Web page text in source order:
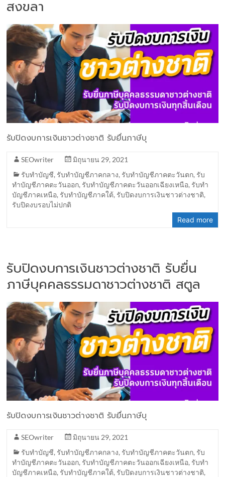
สงขลา
รับปิดงบการเงินชาวต่างชาติ รับยื่นภาษีบุ
SEOwriter
มิถุนายน 29, 2021
รับทำบัญชี, รับทำบัญชีภาคกลาง, รับทำบัญชีภาคตะวันตก, รับ
ทำบัญชีภาคตะวันออก, รับทำบัญชีภาคตะวันออกเฉียงเหนือ, รับทำ
บัญชีภาคเหนือ, รับทำบัญชีภาคใต้, รับปิดงบการเงินชาวต่างชาติ,
รับปิดงบรอบไม่ปกติ
Read more
รับปิดงบการเงินชาวต่างชาติ รับยื่น
ภาษีบุคคลธรรมดาชาวต่างชาติ สตูล
รับปิดงบการเงินชาวต่างชาติ รับยื่นภาษีบุ
SEOwriter
มิถุนายน 29, 2021
รับทำบัญชี, รับทำบัญชีภาคกลาง, รับทำบัญชีภาคตะวันตก, รับ
ทำบัญชีภาคตะวันออก, รับทำบัญชีภาคตะวันออกเฉียงเหนือ, รับทำ
บัญชีภาคเหนือ, รับทำบัญชีภาคใต้, รับปิดงบการเงินชาวต่างชาติ,